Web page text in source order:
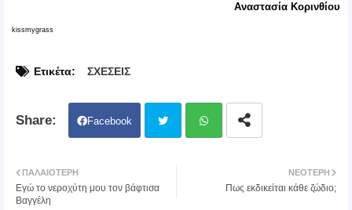
Αναστασία Κορινθίου
kissmygrass
Ετικέτα: ΣΧΕΣΕΙΣ
Facebook
ter
ΝΕΌΤΕΡΗ
Πως εκδικείται κάθε ζώδιο;
ΠΑΛΑΙΌΤΕΡΗ
Εγώ το νεροχύτη μου τον βάφτισα
Βαγγέλη